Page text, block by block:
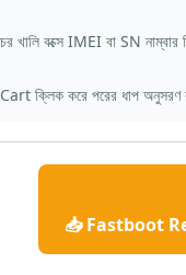
খালি বক্সে IMEI বা SN নাম্বার
ক্লিক করে পরের ধাপ অনুসরণ
📥 Fastboot